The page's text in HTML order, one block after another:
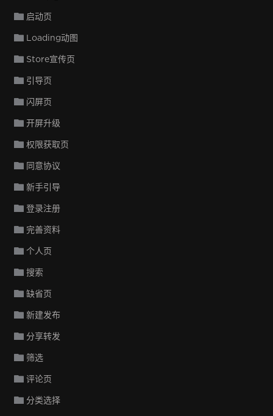
启动页
Loading动图
Store宣传页
引导页
闪屏页
开屏升级
权限获取页
同意协议
新手引导
登录注册
完善资料
个人页
搜索
缺省页
新建发布
分享转发
筛选
评论页
分类选择